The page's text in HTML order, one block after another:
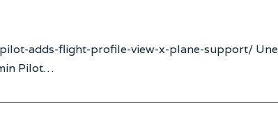
adds-flight-profile-view-x-plane-support/ Une
Pilot…